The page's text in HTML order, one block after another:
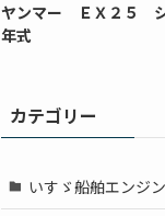
ヤンマー ＥＸ２５
年式
カテゴリー
いすゞ船舶エンジン